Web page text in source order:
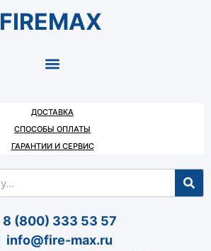
FIREMAX
ДОСТАВКА
СПОСОБЫ ОПЛАТЫ
ГАРАНТИИ И СЕРВИС
8 (800) 333 53 57
info@fire-max.ru